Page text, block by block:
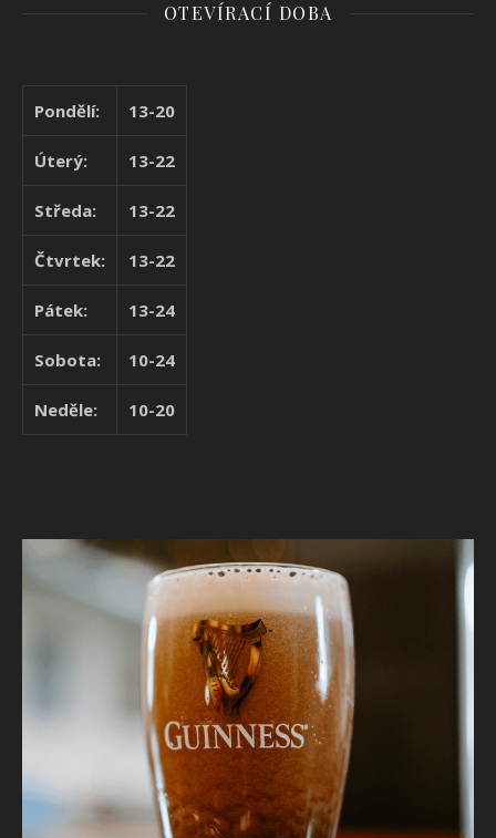
OTEVÍRACÍ DOBA
Pondělí: 13-20
Úterý: 13-22
Středa: 13-22
Čtvrtek: 13-22
Pátek: 13-24
Sobota: 10-24
Neděle: 10-20